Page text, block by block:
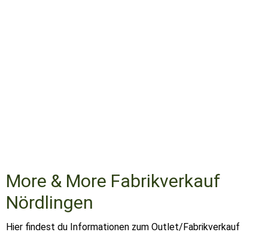
More & More Fabrikverkauf
Nördlingen
Hier findest du Informationen zum Outlet/Fabrikverkauf